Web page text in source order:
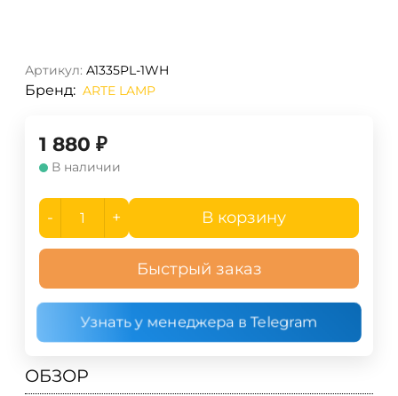
Артикул: A1335PL-1WH
Бренд: ARTE LAMP
1 880 ₽
В наличии
- + В корзину
Быстрый заказ
Узнать у менеджера в Telegram
ОБЗОР